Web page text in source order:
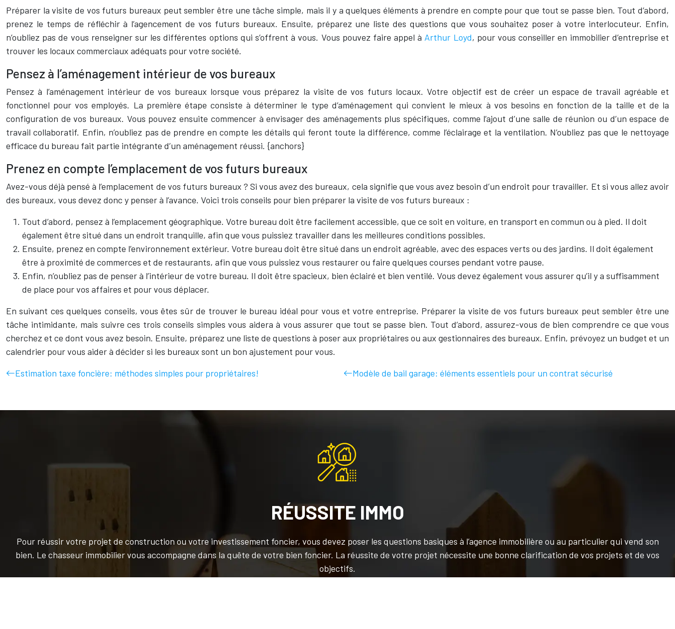
Préparer la visite de vos futurs bureaux peut sembler être une tâche simple, mais il y a quelques éléments à prendre en compte pour que tout se passe bien. Tout d’abord,
prenez le temps de réfléchir à l’agencement de vos futurs bureaux. Ensuite, préparez une liste des questions que vous souhaitez poser à votre interlocuteur. Enfin,
n’oubliez pas de vous renseigner sur les différentes options qui s’offrent à vous. Vous pouvez faire appel à Arthur Loyd, pour vous conseiller en immobilier d’entreprise et
trouver les locaux commerciaux adéquats pour votre société.
Pensez à l’aménagement intérieur de vos bureaux
Pensez à l’aménagement intérieur de vos bureaux lorsque vous préparez la visite de vos futurs locaux. Votre objectif est de créer un espace de travail agréable et
fonctionnel pour vos employés. La première étape consiste à déterminer le type d’aménagement qui convient le mieux à vos besoins en fonction de la taille et de la
configuration de vos bureaux. Vous pouvez ensuite commencer à envisager des aménagements plus spécifiques, comme l’ajout d’une salle de réunion ou d’un espace de
travail collaboratif. Enfin, n’oubliez pas de prendre en compte les détails qui feront toute la différence, comme l’éclairage et la ventilation. N’oubliez pas que le nettoyage
efficace du bureau fait partie intégrante d’un aménagement réussi. {anchors}
Prenez en compte l’emplacement de vos futurs bureaux
Avez-vous déjà pensé à l’emplacement de vos futurs bureaux ? Si vous avez des bureaux, cela signifie que vous avez besoin d’un endroit pour travailler. Et si vous allez avoir
des bureaux, vous devez donc y penser à l’avance. Voici trois conseils pour bien préparer la visite de vos futurs bureaux :
Tout d’abord, pensez à l’emplacement géographique. Votre bureau doit être facilement accessible, que ce soit en voiture, en transport en commun ou à pied. Il doit
également être situé dans un endroit tranquille, afin que vous puissiez travailler dans les meilleures conditions possibles.
Ensuite, prenez en compte l’environnement extérieur. Votre bureau doit être situé dans un endroit agréable, avec des espaces verts ou des jardins. Il doit également
être à proximité de commerces et de restaurants, afin que vous puissiez vous restaurer ou faire quelques courses pendant votre pause.
Enfin, n’oubliez pas de penser à l’intérieur de votre bureau. Il doit être spacieux, bien éclairé et bien ventilé. Vous devez également vous assurer qu’il y a suffisamment
de place pour vos affaires et pour vous déplacer.
En suivant ces quelques conseils, vous êtes sûr de trouver le bureau idéal pour vous et votre entreprise. Préparer la visite de vos futurs bureaux peut sembler être une
tâche intimidante, mais suivre ces trois conseils simples vous aidera à vous assurer que tout se passe bien. Tout d’abord, assurez-vous de bien comprendre ce que vous
cherchez et ce dont vous avez besoin. Ensuite, préparez une liste de questions à poser aux propriétaires ou aux gestionnaires des bureaux. Enfin, prévoyez un budget et un
calendrier pour vous aider à décider si les bureaux sont un bon ajustement pour vous.
Estimation taxe foncière: méthodes simples pour propriétaires!
Modèle de bail garage: éléments essentiels pour un contrat sécurisé
RÉUSSITE IMMO
Pour réussir votre projet de construction ou votre investissement foncier, vous devez poser les questions basiques à l’agence immobilière ou au particulier qui vend son
bien. Le chasseur immobilier vous accompagne dans la quête de votre bien foncier. La réussite de votre projet nécessite une bonne clarification de vos projets et de vos
objectifs.